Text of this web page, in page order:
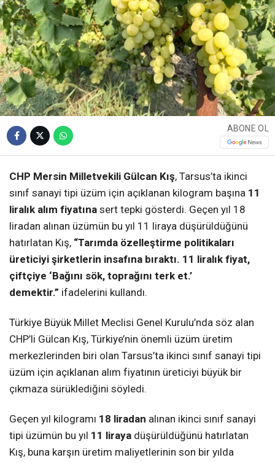
ABONE OL
CHP Mersin Milletvekili Gülcan Kış, Tarsus’ta ikinci
sınıf sanayi tipi üzüm için açıklanan kilogram başına 11
liralık alım fiyatına sert tepki gösterdi. Geçen yıl 18
liradan alınan üzümün bu yıl 11 liraya düşürüldüğünü
hatırlatan Kış, “Tarımda özelleştirme politikaları
üreticiyi şirketlerin insafına bıraktı. 11 liralık fiyat,
çiftçiye ‘Bağını sök, toprağını terk et.’
demektir.” ifadelerini kullandı.
Türkiye Büyük Millet Meclisi Genel Kurulu’nda söz alan
CHP’li Gülcan Kış, Türkiye’nin önemli üzüm üretim
merkezlerinden biri olan Tarsus’ta ikinci sınıf sanayi tipi
üzüm için açıklanan alım fiyatının üreticiyi büyük bir
çıkmaza sürüklediğini söyledi.
Geçen yıl kilogramı 18 liradan alınan ikinci sınıf sanayi
tipi üzümün bu yıl 11 liraya düşürüldüğünü hatırlatan
Kış, buna karşın üretim maliyetlerinin son bir yılda